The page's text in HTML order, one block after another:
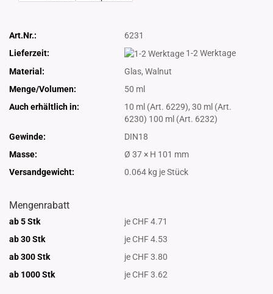
Art.Nr.:
6231
Lieferzeit:
1-2 Werktage
Material:
Glas, Walnut
Menge/Volumen:
50 ml
Auch erhältlich in:
10 ml (Art. 6229), 30 ml (Art.
6230) 100 ml (Art. 6232)
Gewinde:
DIN18
Masse:
Ø 37 × H 101 mm
Versandgewicht:
0.064 kg je Stück
Mengenrabatt
ab 5 Stk
je CHF 4.71
ab 30 Stk
je CHF 4.53
ab 300 Stk
je CHF 3.80
ab 1000Stk je CHF 3.62